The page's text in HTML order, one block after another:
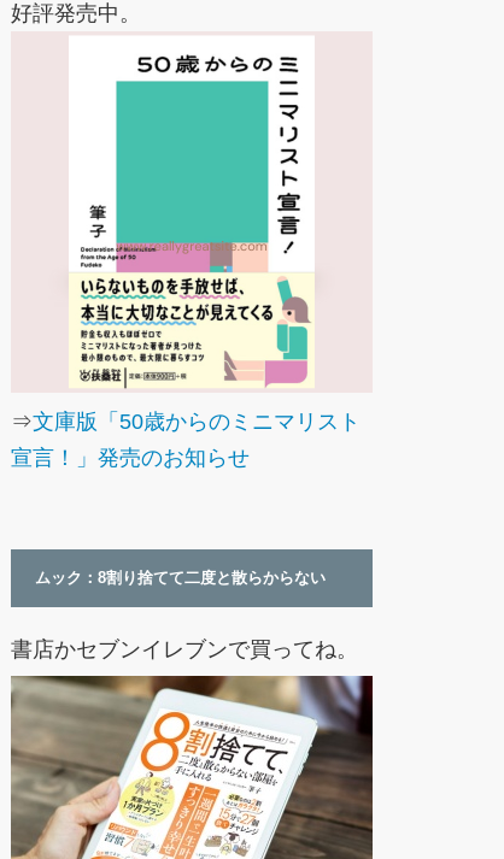
好評発売中。
⇒文庫版「50歳からのミニマリスト
宣言！」発売のお知らせ
ムック：8割り捨てて二度と散らからない
書店かセブンイレブンで買ってね。